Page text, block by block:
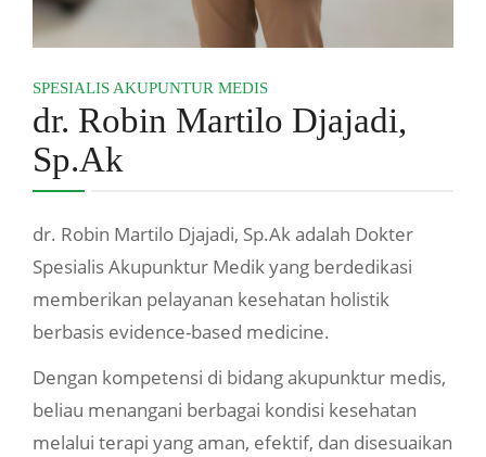
SPESIALIS AKUPUNTUR MEDIS
dr. Robin Martilo Djajadi,
Sp.Ak
dr. Robin Martilo Djajadi, Sp.Ak adalah Dokter
Spesialis Akupunktur Medik yang berdedikasi
memberikan pelayanan kesehatan holistik
berbasis evidence-based medicine.
Dengan kompetensi di bidang akupunktur medis,
beliau menangani berbagai kondisi kesehatan
melalui terapi yang aman, efektif, dan disesuaikan